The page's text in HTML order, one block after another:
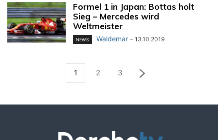
Formel 1 in Japan: Bottas holt
Sieg – Mercedes wird
Weltmeister
NEWS Waldemar - 13.10.2019
1 2 3